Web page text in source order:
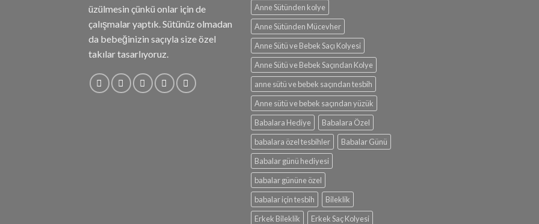
üzülmesin çünkü onlar için de
çalışmalar yaptık. Sütünüz olmadan
da bebeğinizin saçıyla size özel
takılar tasarlıyoruz.
Anne Sütünden kolye
Anne Sütünden Mücevher
Anne Sütü ve Bebek Saçı Kolyesi
Anne Sütü ve Bebek Saçından Kolye
anne sütü ve bebek saçından tesbih
Anne sütü ve bebek saçından yüzük
Babalara Hediye
Babalara Özel
babalara özel tesbihler
Babalar Günü
Babalar günü hediyesi
babalar gününe özel
babalar için tesbih
Bileklik
Erkek Bileklik
Erkek Saç Kolyesi